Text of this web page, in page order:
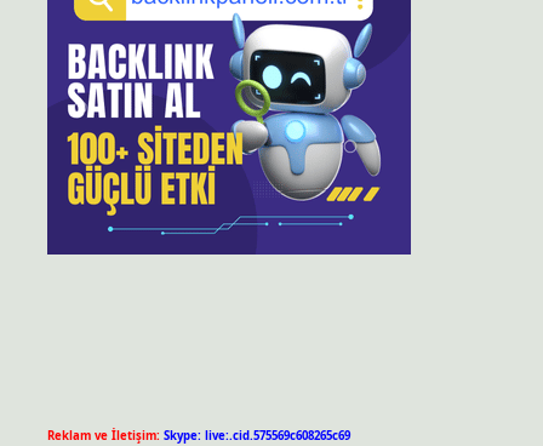
Reklam ve İletişim: Skype: live:.cid.575569c608265c69